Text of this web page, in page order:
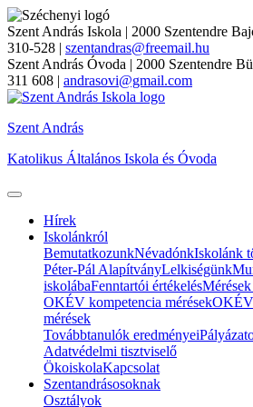
Szent András Iskola | 2000 Szentendre
310-528 | szentandras@freemail.hu
Szent András Óvoda | 2000 Szentendre
311 608 | andrasovi@gmail.com
Szent András
Katolikus Általános Iskola és Óvoda
Hírek
Iskolánkról
BemutatkozunkNévadónkIskolánk
Péter-Pál AlapítványLelkiségünk
iskolábaFenntartói értékelés
OKÉV kompetencia mérésekOKÉV
mérések
Továbbtanulók eredményei
Adatvédelmi tisztviselő
ÖkoiskolaKapcsolat
Szentandrásosoknak
Osztályok